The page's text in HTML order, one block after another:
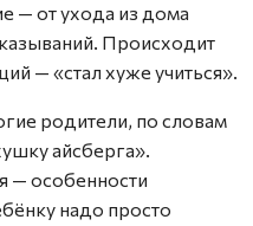
— от ухода из дома
Происходит
— «стал хуже учиться».
родители, по словам
айсберга».
— особенности
надо просто